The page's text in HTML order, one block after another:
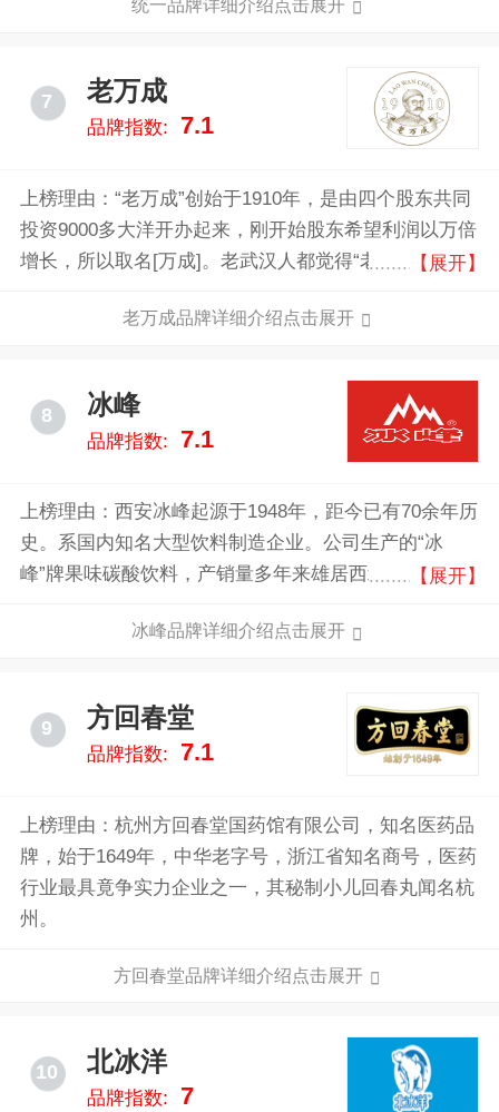
别，产品行销全球多个国家和地区，统一食品凭借其丰
食品行业中的知名品牌。
统一品牌详细介绍点击展开
7 老万成
品牌指数: 7.1
上榜理由：“老万成”创始于1910年，是由四个股东共同
投资9000多大洋开办起来，刚开始股东希望利润以万倍
增长，所以取名[万成]。老武汉人都觉得“老万成”与“酸
际制作酸梅汤有100余年历史。百年坚守，品质如
项殊荣。2006年，武汉市老万成商贸有限责任公司经中
国质量与品牌信誉调查中心审定被推介为行业放心品
牌。2014年，“老万成”被湖北省商务厅认定为“湖北老字
非物质文化遗产名录”。
【展开】
老万成品牌详细介绍点击展开
8 冰峰
品牌指数: 7.1
上榜理由：西安冰峰起源于1948年，距今已有70余年历
史。系国内知名大型饮料制造企业。公司生产的“冰
峰”牌果味碳酸饮料，产销量多年来雄居西北地区同类
不可或缺的重要组成部分，“三秦套餐”（凉皮、肉夹
会就业万余名，为促进当地经济繁荣做出了应有的贡
献。
【展开】
冰峰品牌详细介绍点击展开
9 方回春堂
品牌指数: 7.1
上榜理由：杭州方回春堂国药馆有限公司，知名医药品
牌，始于1649年，中华老字号，浙江省知名商号，医药
行业最具竟争实力企业之一，其秘制小儿回春丸闻名杭
州。
方回春堂品牌详细介绍点击展开
10 北冰洋
品牌指数: 7